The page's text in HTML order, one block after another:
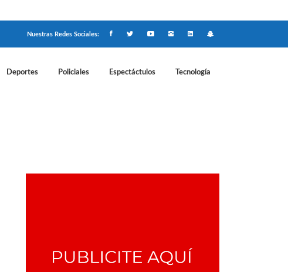
Nuestras Redes Sociales:
Deportes Policiales Espectáctulos Tecnología